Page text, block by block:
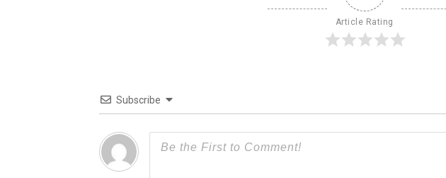
Article Rating
Subscribe